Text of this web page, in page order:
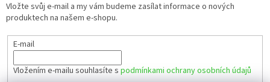
Vložte svůj e-mail a my vám budeme zasílat informace o nových
produktech na našem e-shopu.
E-mail
Vložením e-mailu souhlasíte s podmínkami ochrany osobních údajů